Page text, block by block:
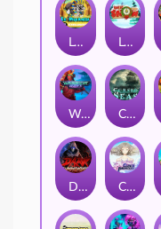
Le Pharaoh Let It Snow
Warrior Ways Cursed Seas
Dark Summoning Cloud Princess